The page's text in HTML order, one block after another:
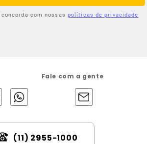
com nossas políticas de privacidade
Fale com a gente
(11) 2955-1000